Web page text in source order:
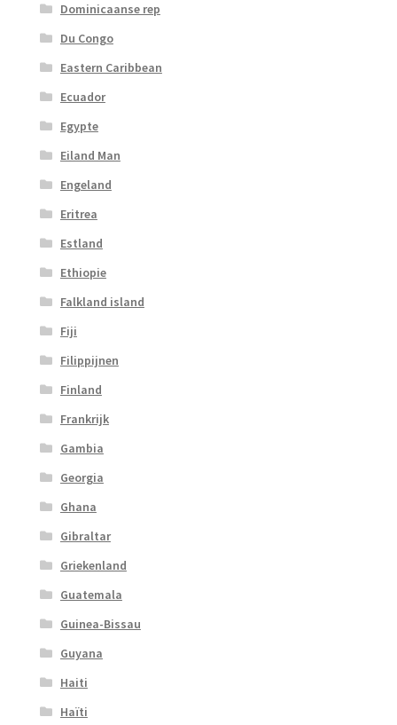
Dominicaanse rep
Du Congo
Eastern Caribbean
Ecuador
Egypte
Eiland Man
Engeland
Eritrea
Estland
Ethiopie
Falkland island
Fiji
Filippijnen
Finland
Frankrijk
Gambia
Georgia
Ghana
Gibraltar
Griekenland
Guatemala
Guinea-Bissau
Guyana
Haiti
Haïti